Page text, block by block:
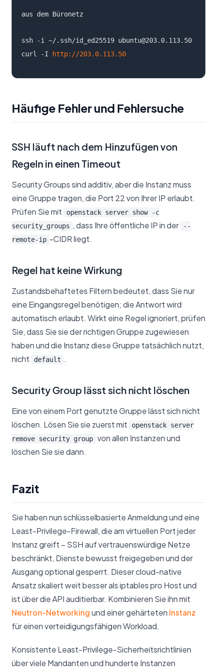
aus dem Büronetz
ssh -i ~/.ssh/id_ed25519 ubuntu@203.0.113.50
curl -I
http://203.0.113.50
Häufige Fehler und Fehlersuche
SSH läuft nach dem Hinzufügen von
Regeln in einen Timeout
Security Groups sind additiv, aber die Instanz muss
eine Gruppe tragen, die Port 22 von Ihrer IP erlaubt.
Prüfen Sie mit
openstack server show -c
security_groups , dass Ihre öffentliche IP in der
--
remote-ip -CIDR liegt.
Regel hat keine Wirkung
Zustandsbehaftetes Filtern bedeutet, dass Sie nur
eine Eingangsregel benötigen; die Antwort wird
automatisch erlaubt. Wirkt eine Regel ignoriert, prüfen
Sie, dass Sie sie der richtigen Gruppe zugewiesen
haben und die Instanz diese Gruppe tatsächlich nutzt,
nicht
default .
Security Group lässt sich nicht löschen
Eine von einem Port genutzte Gruppe lässt sich nicht
löschen. Lösen Sie sie zuerst mit
openstack server
remove security group von allen Instanzen und
löschen Sie sie dann.
Fazit
Sie haben nun schlüsselbasierte Anmeldung und eine
Least-Privilege-Firewall, die am virtuellen Port jeder
Instanz greift – SSH auf vertrauenswürdige Netze
beschränkt, Dienste bewusst freigegeben und der
Ausgang optional gesperrt. Dieser cloud-native
Ansatz skaliert weit besser als iptables pro Host und
ist über die API auditierbar. Kombinieren Sie ihn mit
Neutron-Networkingund einer gehärteten Instanz
für einen verteidigungsfähigen Workload.
Konsistente Least-Privilege-Sicherheitsrichtlinien
über viele Mandanten und hunderte Instanzen